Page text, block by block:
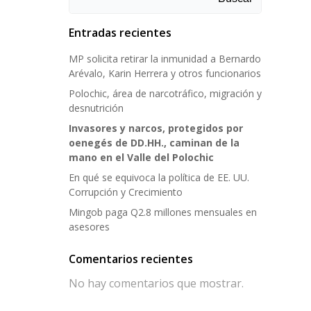
Entradas recientes
MP solicita retirar la inmunidad a Bernardo
Arévalo, Karin Herrera y otros funcionarios
Polochic, área de narcotráfico, migración y
desnutrición
Invasores y narcos, protegidos por
oenegés de DD.HH., caminan de la
mano en el Valle del Polochic
En qué se equivoca la política de EE. UU.
Corrupción y Crecimiento
Mingob paga Q2.8 millones mensuales en
asesores
Comentarios recientes
No hay comentarios que mostrar.